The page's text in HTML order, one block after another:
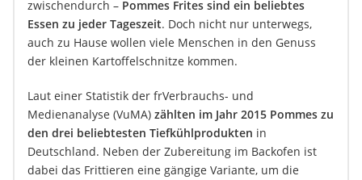
zwischendurch – Pommes Frites sind ein beliebtes
Essen zu jeder Tageszeit. Doch nicht nur unterwegs,
auch zu Hause wollen viele Menschen in den Genuss
der kleinen Kartoffelschnitze kommen.
Laut einer Statistik der frVerbrauchs- und
Medienanalyse (VuMA) zählten im Jahr 2015 Pommes zu
den drei beliebtesten Tiefkühlprodukten in
Deutschland. Neben der Zubereitung im Backofen ist
dabei das Frittieren eine gängige Variante, um die